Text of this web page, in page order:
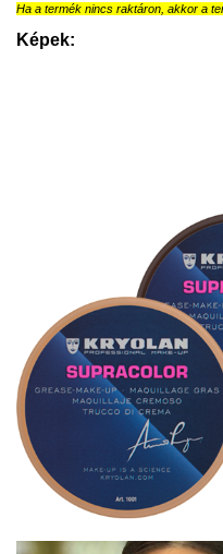
Ha a termék nincs raktáron, akkor a
Képek: